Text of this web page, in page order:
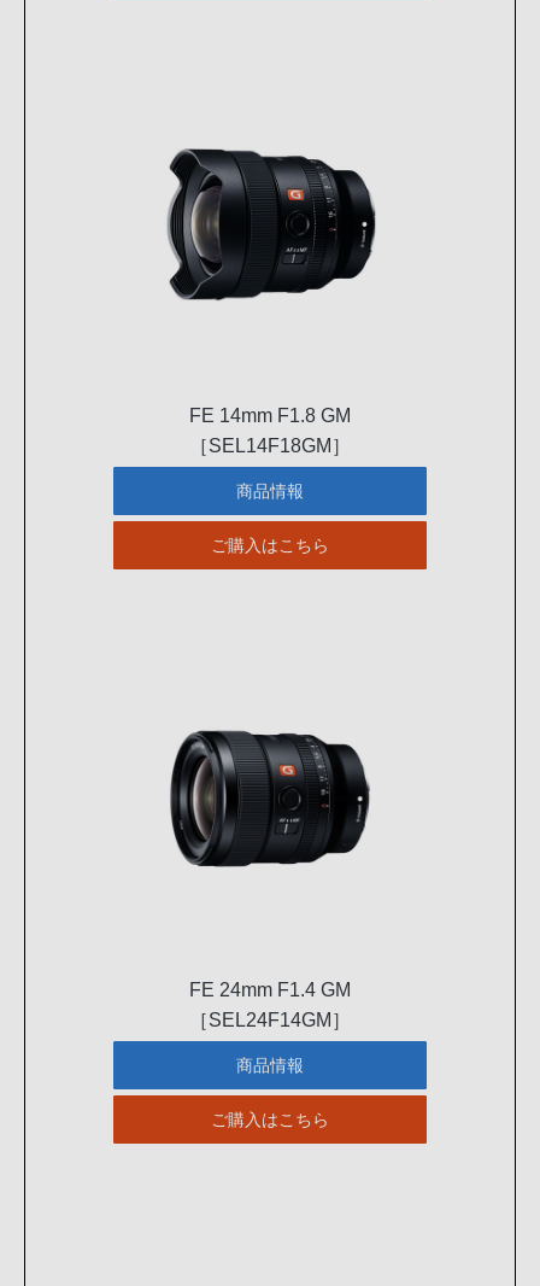
FE 14mm F1.8 GM
［SEL14F18GM］
商品情報
ご購入はこちら
FE 24mm F1.4 GM
［SEL24F14GM］
商品情報
ご購入はこちら